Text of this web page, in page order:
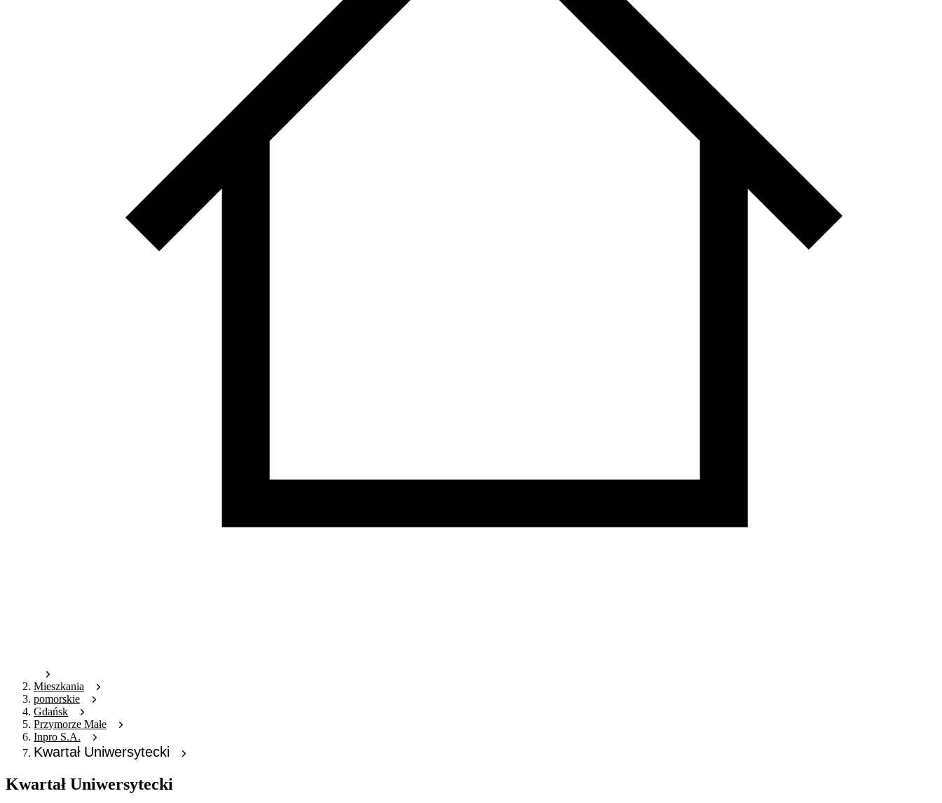
Mieszkania
pomorskie
Gdańsk
Przymorze Małe
Inpro S.A.
Kwartał Uniwersytecki
Kwartał Uniwersytecki